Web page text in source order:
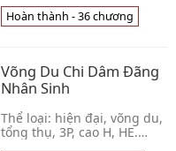
thực dụng ấy đã thẳng
thừng nói: “Chúng ta không
Hoàn thành - 36 chương
Võng Du Chi Dâm Đãng
Nhân Sinh
Thể loại: hiện đại, võng du,
tổng thụ, 3P, cao H, HE.